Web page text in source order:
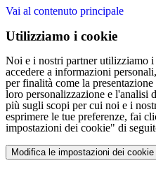
Vai al contenuto principale
Utilizziamo i cookie
Noi e i nostri partner utilizziamo
accedere a informazioni
per finalità come la
loro personalizzazione e l'analisi
più sugli scopi per cui noi e i
esprimere le tue preferenze, fai
impostazioni dei cookie" di
Modifica le impostazioni dei cookie